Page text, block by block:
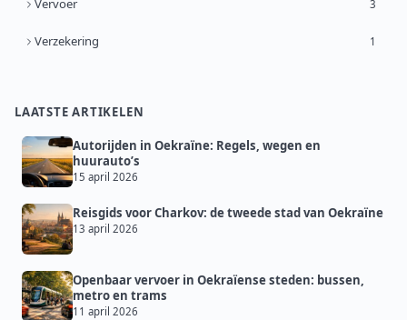
Vervoer 3
Verzekering 1
LAATSTE ARTIKELEN
Autorijden in Oekraïne: Regels, wegen en
huurauto’s
15 april 2026
Reisgids voor Charkov: de tweede stad van Oekraïne
13 april 2026
Openbaar vervoer in Oekraïense steden: bussen,
metro en trams
11 april 2026